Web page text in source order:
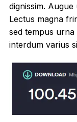
dignissim.
Lectus magna
sed tempus
interdum varius